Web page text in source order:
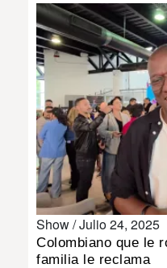
INSÓLITAS
MULTIMEDIA
IMPRESO
Show /Julio 24, 2025
Colombiano que le
familia le reclama